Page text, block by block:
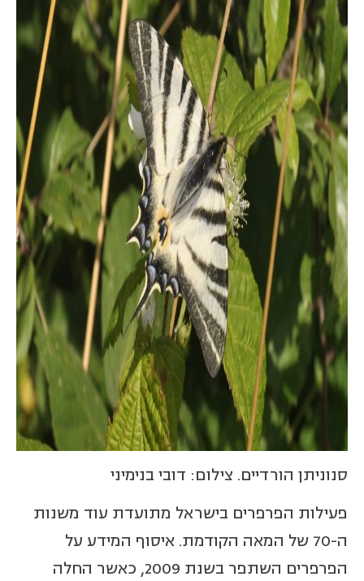
סנוניתן הורדיים. צילום: דובי בנימיני
פעילות הפרפרים בישראל מתועדת עוד משנות
ה-70 של המאה הקודמת. איסוף המידע על
הפרפרים השתפר בשנת 2009, כאשר החלה